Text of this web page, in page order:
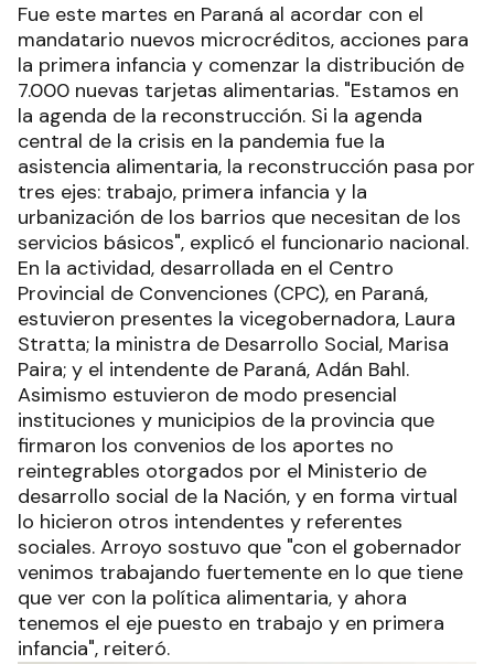
Fue este martes en Paraná al acordar con el
mandatario nuevos microcréditos, acciones para
la primera infancia y comenzar la distribución de
7.000 nuevas tarjetas alimentarias. "Estamos en
la agenda de la reconstrucción. Si la agenda
central de la crisis en la pandemia fue la
asistencia alimentaria, la reconstrucción pasa por
tres ejes: trabajo, primera infancia y la
urbanización de los barrios que necesitan de los
servicios básicos", explicó el funcionario nacional.
En la actividad, desarrollada en el Centro
Provincial de Convenciones (CPC), en Paraná,
estuvieron presentes la vicegobernadora, Laura
Stratta; la ministra de Desarrollo Social, Marisa
Paira; y el intendente de Paraná, Adán Bahl.
Asimismo estuvieron de modo presencial
instituciones y municipios de la provincia que
firmaron los convenios de los aportes no
reintegrables otorgados por el Ministerio de
desarrollo social de la Nación, y en forma virtual
lo hicieron otros intendentes y referentes
sociales. Arroyo sostuvo que "con el gobernador
venimos trabajando fuertemente en lo que tiene
que ver con la política alimentaria, y ahora
tenemos el eje puesto en trabajo y en primera
infancia", reiteró.